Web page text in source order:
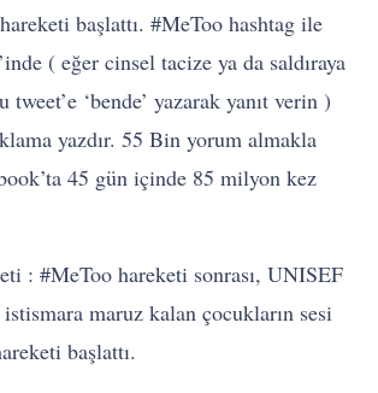
başlattı. #MeToo hashtag ile
( eğer cinsel tacize ya da saldıraya
tweet’e ‘bende’ yazarak yanıt verin )
yazdır. 55 Bin yorum almakla
45 gün içinde 85 milyon kez
: #MeToo hareketi sonrası, UNISEF
maruz kalan çocukların sesi
başlattı.